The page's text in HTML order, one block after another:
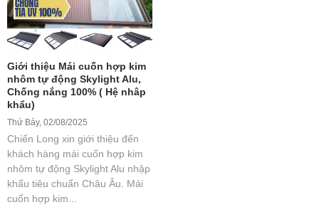
Giới thiệu Mái cuốn hợp kim
nhôm tự động Skylight Alu,
Chống nắng 100% ( Hệ nhâp
khẩu)
Thứ Bảy, 02/08/2025
Chiến Long xin giới thiệu đến
khách hàng mái cuốn hợp kim
nhôm tự động Skylight Alu nhập
khẩu tiêu chuẩn Châu Âu. Mái
cuốn hợp kim...